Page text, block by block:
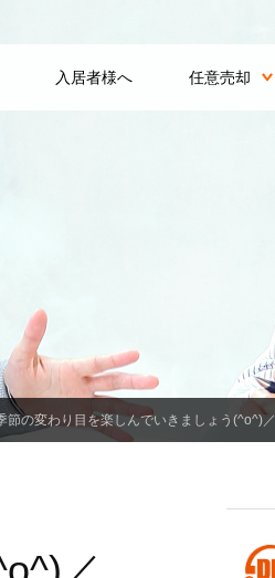
入居者様へ 任意売却
節の変わり目を楽しんでいきましょう(^o^)／